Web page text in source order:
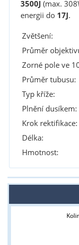
3500J (max.
energii do 17J.
Zvětšení:
Průměr
Zorné pole ve
Průměr tubusu:
Typ kříže:
Plnění dusíkem:
Krok rektifikace:
Délka:
Hmotnost: